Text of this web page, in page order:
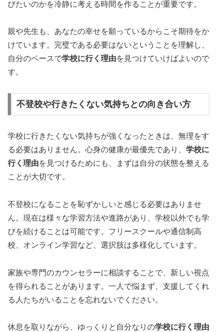
びたいのかを冷静に考える時間を作ることが重要です。
親や先生も、あなたの幸せを願っているからこそ期待をか
けています。完璧である必要はないということを理解し、
自分のペースで学校に行く理由を見つけていけばよいので
す。
不登校や行きたくない気持ちとの向き合い方
学校に行きたくない気持ちが強くなったときは、無理をす
る必要はありません。心身の健康が最優先であり、 学校に
行く理由を見つけるためにも、まずは自分の状態を整える
ことが大切です。
不登校になることを恥ずかしいと感じる必要はありませ
ん。現在は様々な学習方法や進路があり、学校以外でも学
びを続けることは可能です。フリースクールや通信制高
校、オンライン学習など、選択肢は多様化しています。
家族や専門のカウンセラーに相談することで、新しい視点
を得られることがあります。一人で悩まず、支援してくれ
る人たちがいることを忘れないでください。
休息を取りながら、ゆっくりと自分なりの学校に行く理由